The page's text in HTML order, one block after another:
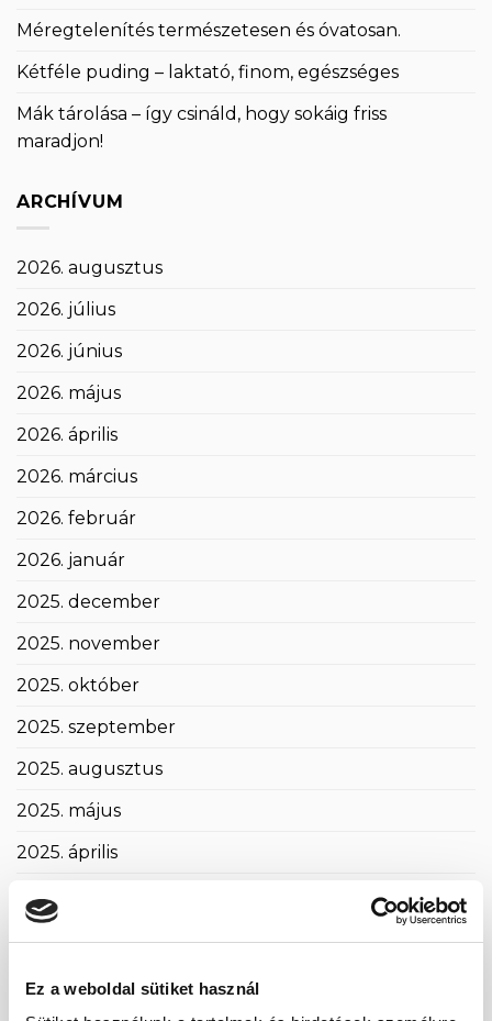
Ez a weboldal sütiket használ
Méregtelenítés természetesen és óvatosan.
Kétféle puding – laktató, finom, egészséges
Mák tárolása – így csináld, hogy sokáig friss
maradjon!
ARCHÍVUM
2026. augusztus
2026. július
2026. június
2026. május
2026. április
2026. március
2026. február
2026. január
2025. december
2025. november
2025. október
2025. szeptember
2025. augusztus
2025. május
2025. április
2025. március
2025. január